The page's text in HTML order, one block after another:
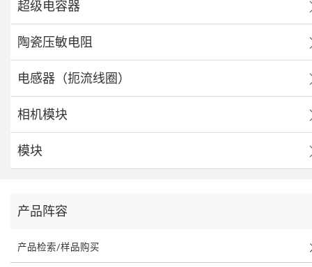
超级电容器
陶瓷压敏电阻
电感器（扼流线圈）
相机模块
模块
产品阵容
产品检索/样品购买